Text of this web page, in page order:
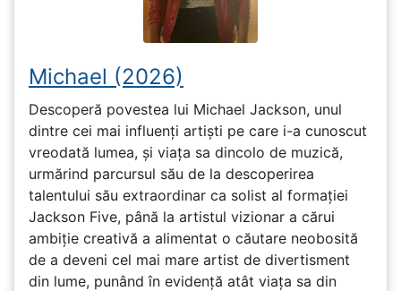
Michael (2026)
Descoperă povestea lui Michael Jackson, unul
dintre cei mai influenți artiști pe care i-a cunoscut
vreodată lumea, și viața sa dincolo de muzică,
urmărind parcursul său de la descoperirea
talentului său extraordinar ca solist al formației
Jackson Five, până la artistul vizionar a cărui
ambiție creativă a alimentat o căutare neobosită
de a deveni cel mai mare artist de divertisment
din lume, punând în evidență atât viața sa din